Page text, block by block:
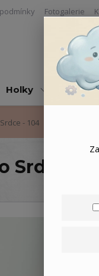
Fotogalerie
Holky Vše
- 104
-